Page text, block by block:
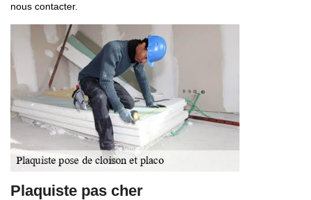
nous contacter.
Plaquiste pas cher